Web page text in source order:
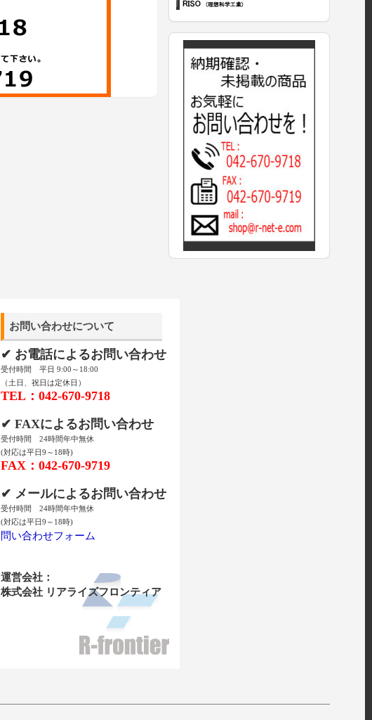
お問い合わせについて
✔ お電話によるお問い合わせ
受付時間 平日 9:00～18:00
（土日、祝日は定休日）
TEL：042-670-9718
✔ FAXによるお問い合わせ
受付時間 24時間年中無休
(対応は平日9～18時)
FAX：042-670-9719
✔ メールによるお問い合わせ
受付時間 24時間年中無休
(対応は平日9～18時)
問い合わせフォーム
運営会社：
株式会社 リアライズフロンティア